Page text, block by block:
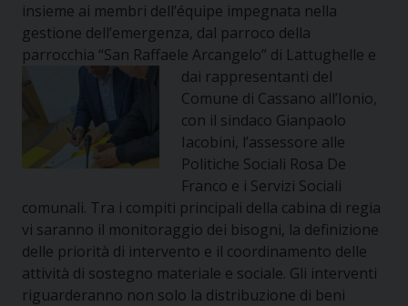
insieme ai membri dell’équipe impegnata nella
gestione dell’emergenza, dal parroco della
parrocchia “San Raffaele Arcangelo” di Lattughelle e
dai rappresentanti del
Comune di Cassano all’Ionio,
con il sindaco Gianpaolo
Iacobini, l’assessore alle
Politiche Sociali Rosa De
Franco e i Servizi Sociali
comunali. Tra i compiti principali della cabina di regia
vi saranno il monitoraggio dei bisogni, la definizione
delle priorità di intervento e il coordinamento delle
attività di sostegno materiale e sociale. Gli interventi
riguarderanno non solo la distribuzione di beni